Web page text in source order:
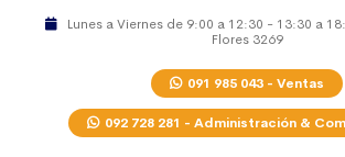
Lunes a Viernes de 9:00 a 12:30 - 13:30 a
Flores 3269
091 985 043 - Ventas
092 728 281 - Administración &